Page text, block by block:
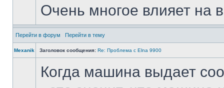
Очень многое влияет на
Перейти в форум Перейти в тему
Mexanik Заголовок сообщения: Re: Проблема с Elna 9900
Когда машина выдает